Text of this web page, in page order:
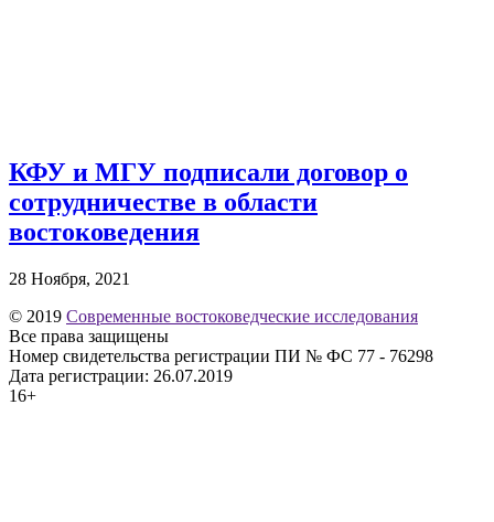
КФУ и МГУ подписали договор о
сотрудничестве в области
востоковедения
28 Ноября, 2021
© 2019 Современные востоковедческие исследования
Все права защищены
Номер свидетельства регистрации ПИ № ФС 77 - 76298
Дата регистрации: 26.07.2019
16+